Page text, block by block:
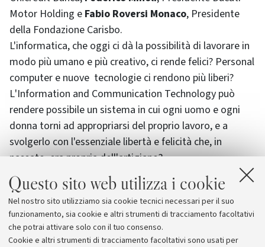
Questo sito web utilizza i cookie
Nel nostro sito utilizziamo sia cookie tecnici necessari per il suo
funzionamento, sia cookie e altri strumenti di tracciamento facoltativi
che potrai attivare solo con il tuo consenso.
Cookie e altri strumenti di tracciamento facoltativi sono usati per
Motor Holding e Fabio Roversi Monaco, Presidente
della Fondazione Carisbo.
L'informatica, che oggi ci dà la possibilità di lavorare in
modo più umano e più creativo, ci rende felici? Personal
computer e nuove tecnologie ci rendono più liberi?
L'Information and Communication Technology può
rendere possibile un sistema in cui ogni uomo e ogni
donna torni ad appropriarsi del proprio lavoro, e a
svolgerlo con l'essenziale libertà e felicità che, in
passato, era propria dell'artigiano?
A queste e altre domande le personalità presenti
tenteranno di rispondere nel corso del workshop.
Al termine della cerimonia, le conclusioni saranno
lasciate ad un ospite d’eccezione,Romano Prodi,
Presidente della Commissione Unione Europea.